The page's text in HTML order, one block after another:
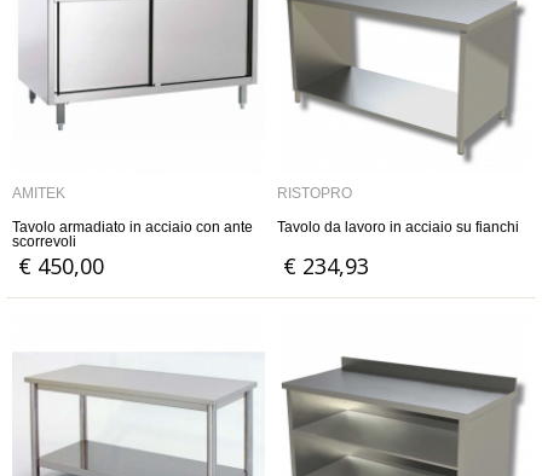
AMITEK
Tavolo armadiato in acciaio con ante
scorrevoli
€ 450,00
RISTOPRO
Tavolo da lavoro in acciaio su fianchi
€ 234,93